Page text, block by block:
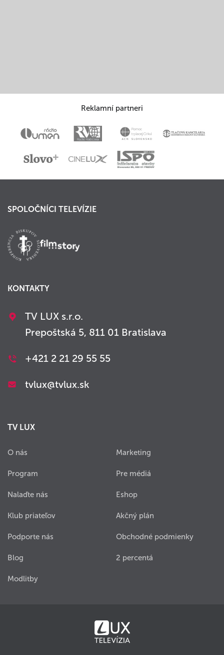
Reklamní partneri
SPOLOČNÍCI TELEVÍZIE
KONTAKTY
TV LUX s.r.o.
Prepoštská 5, 811 01 Bratislava
+421 2 21 29 55 55
tvlux@tvlux.sk
TV LUX
O nás
Program
Nalaďte nás
Klub priateľov
Podporte nás
Blog
Modlitby
Marketing
Pre médiá
Eshop
Akčný plán
Obchodné podmienky
2 percentá